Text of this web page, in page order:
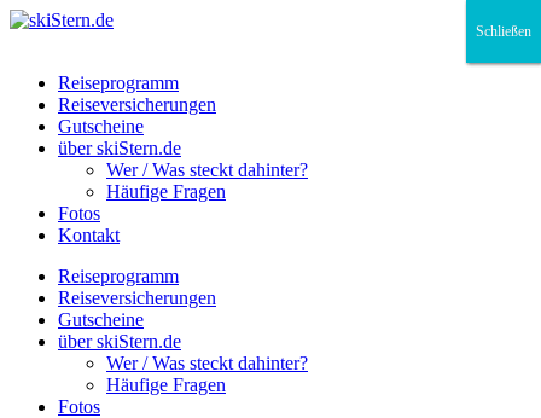
Reiseprogramm
Reiseversicherungen
Gutscheine
über skiStern.de
Wer / Was steckt dahinter?
Häufige Fragen
Fotos
Kontakt
Reiseprogramm
Reiseversicherungen
Gutscheine
über skiStern.de
Wer / Was steckt dahinter?
Häufige Fragen
Fotos
Schließen
Schließen
Schließen